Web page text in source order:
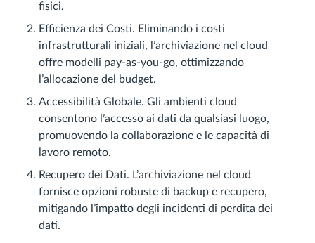
fisici.
Efficienza dei Costi. Eliminando i costi
infrastrutturali iniziali, l’archiviazione nel cloud
offre modelli pay-as-you-go, ottimizzando
l’allocazione del budget.
Accessibilità Globale. Gli ambienti cloud
consentono l’accesso ai dati da qualsiasi luogo,
promuovendo la collaborazione e le capacità di
lavoro remoto.
Recupero dei Dati. L’archiviazione nel cloud
fornisce opzioni robuste di backup e recupero,
mitigando l’impatto degli incidenti di perdita dei
dati.